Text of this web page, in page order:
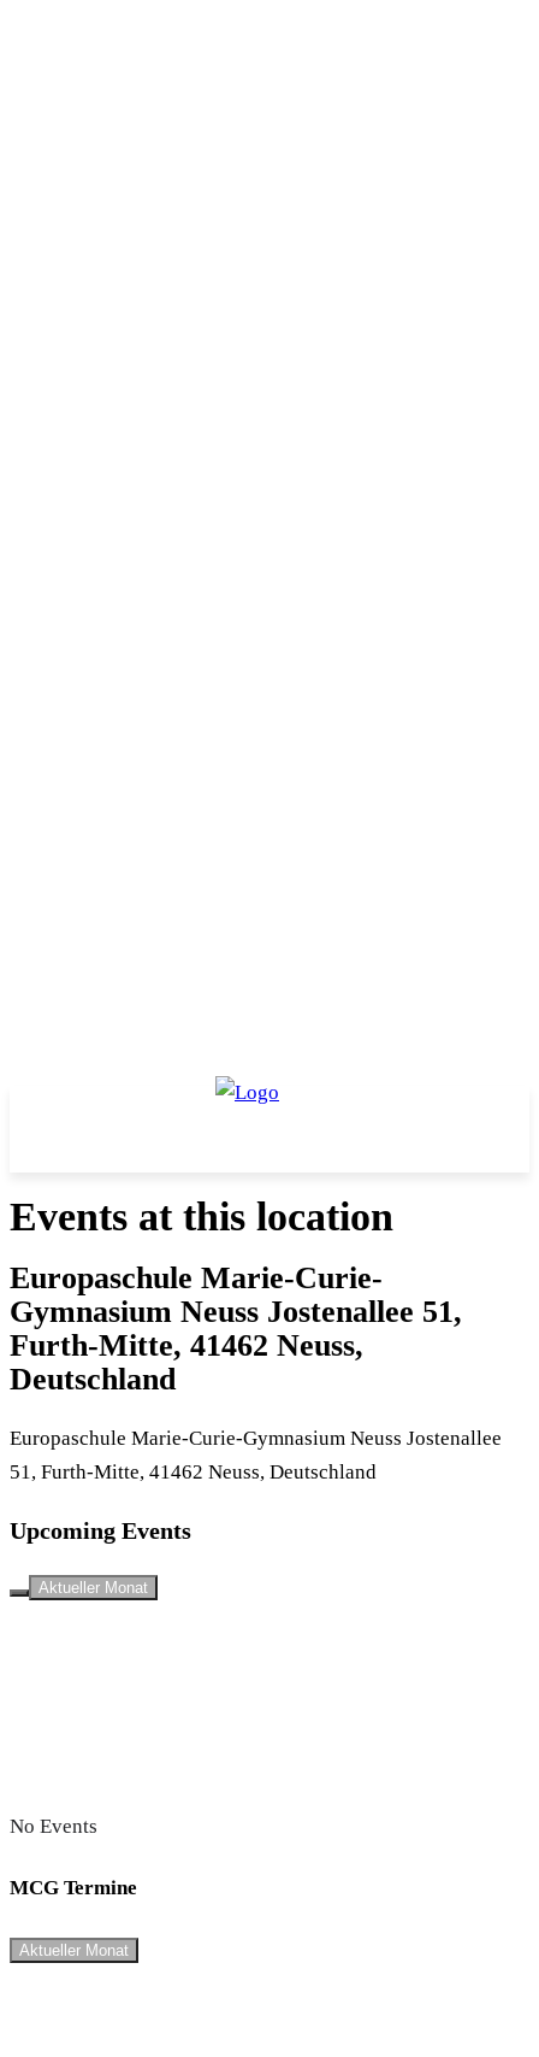
Events at this location
Europaschule Marie-Curie-
Gymnasium Neuss Jostenallee 51,
Furth-Mitte, 41462 Neuss,
Deutschland
Europaschule Marie-Curie-Gymnasium Neuss Jostenallee
51, Furth-Mitte, 41462 Neuss, Deutschland
Upcoming Events
Aktueller Monat
No Events
MCG Termine
Aktueller Monat